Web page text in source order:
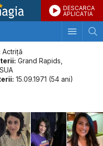
DESCARCA
APLICATIA
Actriță
Grand Rapids,
15.09.1971 (54 ani)